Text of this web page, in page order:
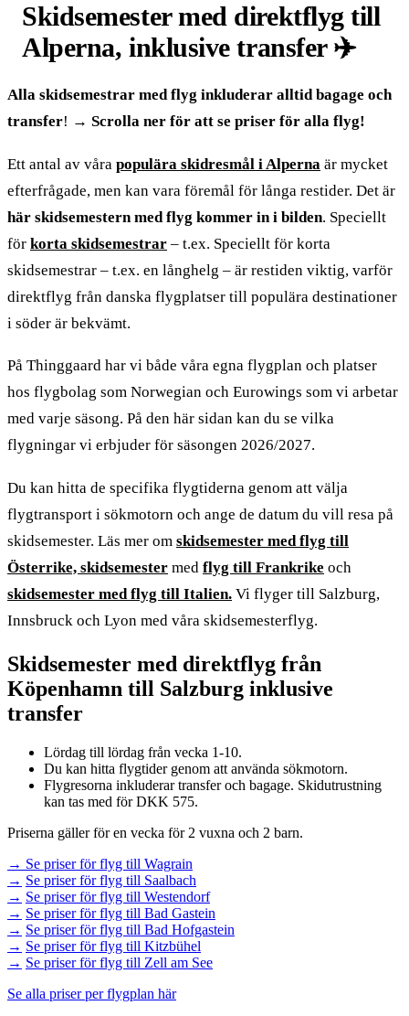
Skidsemester med direktflyg till
Alperna, inklusive transfer ✈️
Alla skidsemestrar med flyg inkluderar alltid bagage och
transfer! → Scrolla ner för att se priser för alla flyg!
Ett antal av våra populära skidresmål i Alperna är mycket
efterfrågade, men kan vara föremål för långa restider. Det är
här skidsemestern med flyg kommer in i bilden. Speciellt
för korta skidsemestrar – t.ex. Speciellt för korta
skidsemestrar – t.ex. en långhelg – är restiden viktig, varför
direktflyg från danska flygplatser till populära destinationer
i söder är bekvämt.
På Thinggaard har vi både våra egna flygplan och platser
hos flygbolag som Norwegian och Eurowings som vi arbetar
med varje säsong. På den här sidan kan du se vilka
flygningar vi erbjuder för säsongen 2026/2027.
Du kan hitta de specifika flygtiderna genom att välja
flygtransport i sökmotorn och ange de datum du vill resa på
skidsemester. Läs mer om skidsemester med flyg till
Österrike, skidsemester med flyg till Frankrike och
skidsemester med flyg till Italien. Vi flyger till Salzburg,
Innsbruck och Lyon med våra skidsemesterflyg.
Skidsemester med direktflyg från
Köpenhamn till Salzburg inklusive
transfer
Lördag till lördag från vecka 1-10.
Du kan hitta flygtider genom att använda sökmotorn.
Flygresorna inkluderar transfer och bagage. Skidutrustning
kan tas med för DKK 575.
Priserna gäller för en vecka för 2 vuxna och 2 barn.
→ Se priser för flyg till Wagrain
→ Se priser för flyg till Saalbach
→ Se priser för flyg till Westendorf
→ Se priser för flyg till Bad Gastein
→ Se priser för flyg till Bad Hofgastein
→ Se priser för flyg till Kitzbühel
→ Se priser för flyg till Zell am See
Se alla priser per flygplan här